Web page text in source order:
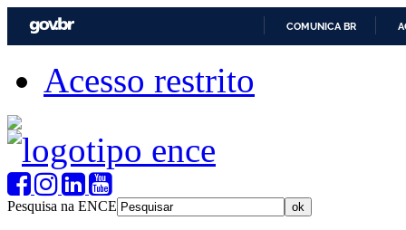
COMUNICA BR
Acesso restrito
Pesquisa na ENCE